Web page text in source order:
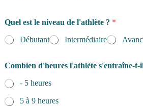
Quel est le niveau de l'athlète ? *
Débutant
Intermédiaire
Combien d'heures l'athlète s'entraîne-t-
- 5 heures
5 à 9 heures